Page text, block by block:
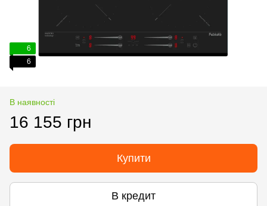
6
6
В наявності
16 155 грн
Купити
В кредит